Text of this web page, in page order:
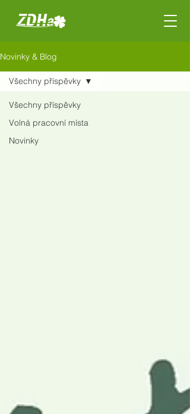
Novinky & Blog
Všechny příspěvky
Volná pracovní místa
Novinky
Všechny příspěvky